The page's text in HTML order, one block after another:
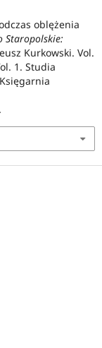
oblężenia
Staropolskie:
Kurkowski. Vol.
1. Studia